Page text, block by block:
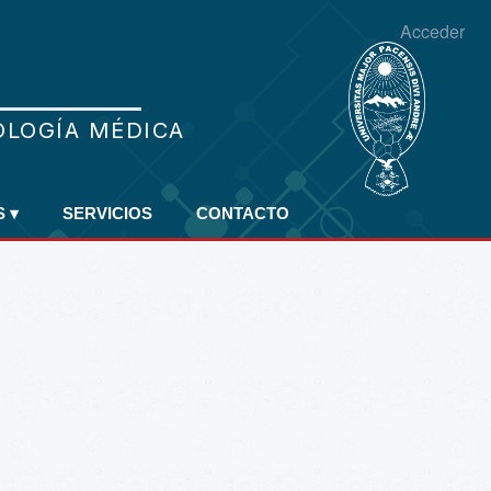
Acceder
▾ SERVICIOS CONTACTO